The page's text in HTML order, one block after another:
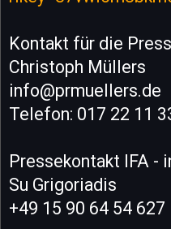
Kontakt für die
Christoph Müllers
info@prmuellers.de
Telefon: 017 22 11
Pressekontakt IFA -
Su Grigoriadis
+49 15 90 64 54 627